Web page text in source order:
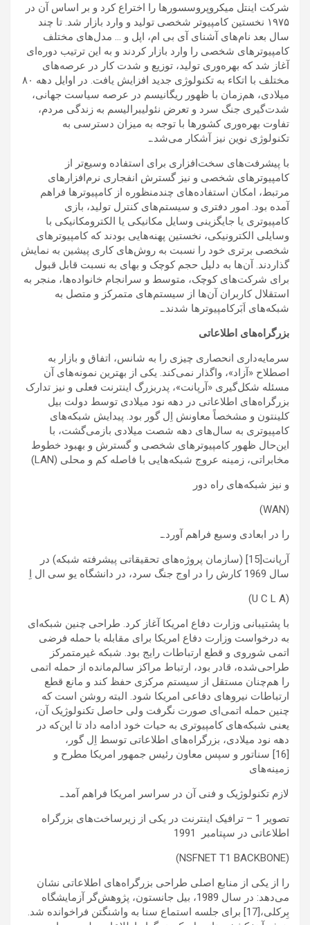
شرکت اینتل میکروپروسسورها را اختراع کرد و بر اساس آن در
۱۹۷۵ نخستین کامپیوتر شخصی تولید و وارد بازار شد. تا چند
سال بعد نام‌های آشنای آی بی ام، اپل و … مدل‌های مختلف
کامپیوترهای شخصی را وارد بازار کردند و به این ترتیب دوره‌ای
آغاز شد که بهره‌وری تولید، توزیع و شدت کار در عرصه‌های
مختلف با اتکاء به تکنولوژی جدید افزایش یافت. در اوایل دهه ۸۰
میلادی، هم‌زمان با ظهور ریگانیسم در عرصه سیاست جهانی،
شدت‌گیری جنگ سرد و تعرض نئولیبرالیسم به زندگی مردم،
تفاوت بهره‌وری کشورها با توجه به میزان دسترسی به
تکنولوژی نوین نیز آشکار می‌شد.ـ
با پیشرفت‌های سخت‌افزاری برای استفاده وسیع‌تر از
کامپیوترهای شخصی و نیز گسترش انفجاری نرم‌افزارهای
مرتبط، امکان استفاده‌های چندمنظوره از کامپیوترها فراهم
آمده بود. امور دفتری و سیستم‌های کنترل تولید، بازی
کامپیوتری یا جایگزینی وسایل مکانیکی یا الکترومکانیکی با
وسایلی الکترونیکی، نخستین پهنه‌هایی بودند که کامپیوترهای
شخصی برتری خود را نسبت به روش‌های کاری پیشین به نمایش
گذاردند. آن‌ها به دلیل حجم کوچک و بهای به نسبت قابل قبول
برای شرکت‌های کوچک، متوسط و سرانجام خانواده‌ها، منجر به
استقلال کاربران آن‌ها از سیستم‌های متمرکز و متصل به
شبکه‌های اَبَرکامپیوترها شدند.ـ
بزرگراه‌های اطلاعاتی
سرمایه‌داری انحصاری چیزی را به شانس، اتفاق و بازار به
اصطلاح «آزاد»، واگذار نمی‌کند. یکی از بهترین نمونه‌های آن
مسئله شکل‌گیری «آرپانت»، پدربزرگ اینترنت فعلی و نیز تدارک
بزرگراه‌های اطلاعاتی در دهه نود میلادی توسط دولت بیل
کلینتون و مشخصاً معاونش اِل گور بود. پیدایش شبکه‌های
کامپیوتری به سال‌های دهه شصت میلادی بازمی‌گشت، با
این‌حال ظهور کامپیوترهای شخصی و گسترش و بهبود خطوط
مخابراتی، زمینه عروج شبکه‌هایی با فاصله کم و محلی (LAN)
و نیز شبکه‌های راه دور
(WAN)
را در ابعادی وسیع فراهم آورد.ـ
آرپانت[15] (سازمان پروژه‌های تحقیقاتی پیشرفته شبکه) در
سال 1969 کارش را در اوج جنگ سرد، در دانشگاه یو سی ال اِ
(U C L A)
با پشتیبانی وزارت دفاع امریکا آغاز کرد. طراحی چنین شبکه‌ای
به درخواست وزارت دفاع امریکا برای مقابله با حمله فرضی
اتمی شوروی و قطع ارتباطات رایج بود. شبکه غیرمتمرکز
طراحی‌شده، قادر بود، ارتباط مراکز سالم‌مانده از حمله اتمی
را هم‌چنان مستقل از سیستم مرکزی حفظ کند و مانع قطع
ارتباطات نیروهای دفاعی امریکا شود. البته روشن است که
چنین حمله اتمی‌ای صورت نگرفت ولی حاصل تکنولوژیک آن،
یعنی شبکه‌های کامپیوتری به حیات خود ادامه داد تا این‌که در
دهه نود میلادی، بزرگراه‌های اطلاعاتی توسط اِل گور،
[16] سناتور و سپس معاون رئیس جمهور امریکا مطرح و
زمینه‌های
لازم تکنولوژیک و فنی آن در سراسر امریکا فراهم آمد.ـ
تصوير 1 – ترافیک اینترنت در یکی از زیرساخت‌های بزرگراه
اطلاعاتی در سپتامبر 1991
(NSFNET T1 BACKBONE)
را از یکی از منابع اصلی طراحی بزرگراه‌های اطلاعاتی نشان
می‌دهد: در سال 1989، بیل جانستون، پژوهش‌گر آزمایشگاه
بِرکلی،[17] برای جلسه استماع سنا به واشنگتن فراخوانده شد.